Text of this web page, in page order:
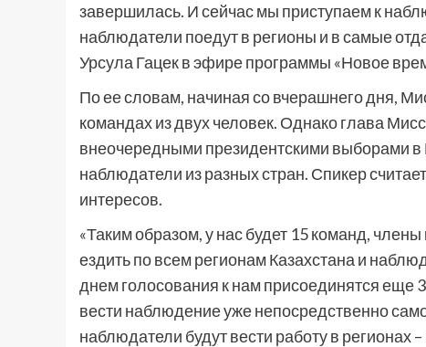
завершилась. И сейчас мы приступаем к
наблюдатели поедут в регионы и в самые
Урсула Гацек в эфире программы «Новое
По ее словам, начиная со вчерашнего дня,
командах из двух человек. Однако глава
внеочередными президентскими выборами в
наблюдатели из разных стран. Спикер
интересов.
«Таким образом, у нас будет 15 команд,
ездить по всем регионам Казахстана и
днем голосования к нам присоединятся еще
вести наблюдение уже непосредственно
наблюдатели будут вести работу в регионах